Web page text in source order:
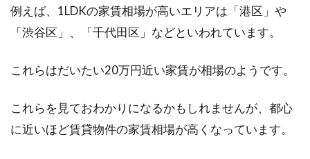
さの目安はどれくらい？
どれくらいが良いのでしょうか。あまりに広い
例えば、1LDKの家賃相場が高いエリアは「港区」や
「渋谷区」、「千代田区」などといわれています。
これらはだいたい20万円近い家賃が相場のようです。
これらを見ておわかりになるかもしれませんが、都心
に近いほど賃貸物件の家賃相場が高くなっています。